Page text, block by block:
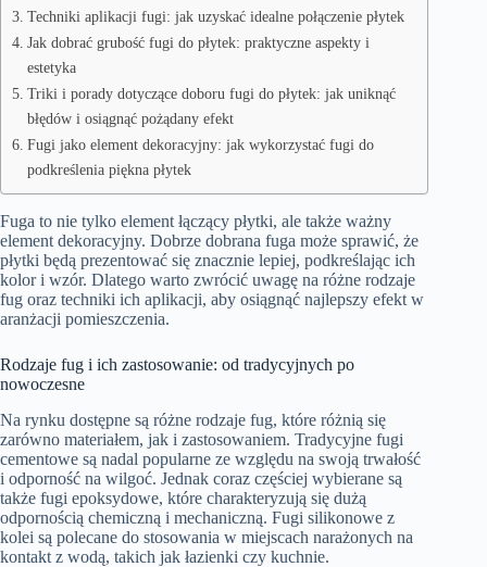
Techniki aplikacji fugi: jak uzyskać idealne połączenie płytek
Jak dobrać grubość fugi do płytek: praktyczne aspekty i
estetyka
Triki i porady dotyczące doboru fugi do płytek: jak uniknąć
błędów i osiągnąć pożądany efekt
Fugi jako element dekoracyjny: jak wykorzystać fugi do
podkreślenia piękna płytek
Fuga to nie tylko element łączący płytki, ale także ważny
element dekoracyjny. Dobrze dobrana fuga może sprawić, że
płytki będą prezentować się znacznie lepiej, podkreślając ich
kolor i wzór. Dlatego warto zwrócić uwagę na różne rodzaje
fug oraz techniki ich aplikacji, aby osiągnąć najlepszy efekt w
aranżacji pomieszczenia.
Rodzaje fug i ich zastosowanie: od tradycyjnych po
nowoczesne
Na rynku dostępne są różne rodzaje fug, które różnią się
zarówno materiałem, jak i zastosowaniem. Tradycyjne fugi
cementowe są nadal popularne ze względu na swoją trwałość
i odporność na wilgoć. Jednak coraz częściej wybierane są
także fugi epoksydowe, które charakteryzują się dużą
odpornością chemiczną i mechaniczną. Fugi silikonowe z
kolei są polecane do stosowania w miejscach narażonych na
kontakt z wodą, takich jak łazienki czy kuchnie.